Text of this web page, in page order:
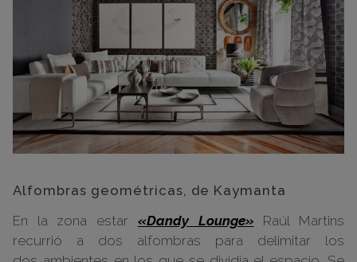
Alfombras geométricas, de Kaymanta
En la zona estar «Dandy Lounge» Raúl Martins
recurrió a dos alfombras para delimitar los